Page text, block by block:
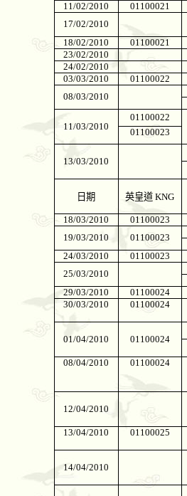
11/02/2010
01100021
17/02/2010
18/02/2010
01100021
23/02/2010
24/02/2010
03/03/2010
01100022
08/03/2010
11/03/2010
01100022
01100023
13/03/2010
日期 英皇道 KNG
18/03/2010 01100023
19/03/2010
01100023
24/03/2010
01100023
25/03/2010
29/03/2010
01100024
30/03/2010
01100024
01/04/2010 01100024
08/04/2010
01100024
12/04/2010
13/04/2010 01100025
14/04/2010